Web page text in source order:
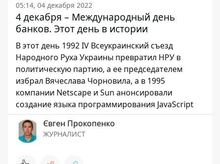
05:14, 04 декабря 2022
4 декабря – Международный день
банков. Этот день в истории
В этот день 1992 IV Всеукраинский съезд
Народного Руха Украины превратил НРУ в
политическую партию, а ее председателем
избрал Вячеслава Чорновила, а в 1995
компании Netscape и Sun анонсировали
создание языка программирования JavaScript
Євген Прокопенко
ЖУРНАЛИСТ